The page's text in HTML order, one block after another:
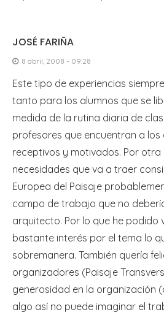
JOSÉ FARIÑA
8 abril, 2008 - 09:28
Este tipo de experiencias
tanto para los alumnos que se
medida de la rutina diaria de
profesores que encuentran a los
receptivos y motivados. Por otra
necesidades que va a traer
Europea del Paisaje
campo de trabajo que no
arquitecto. Por lo que he podido
bastante interés por el tema lo
sobremanera. También quería
organizadores (Paisaje
generosidad en la organización
algo así no puede imaginar el